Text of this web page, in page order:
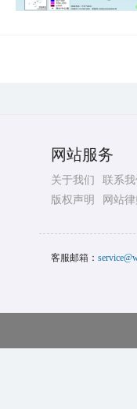
网站服务
关于我们 联系我
版权声明
网站
客服邮箱：